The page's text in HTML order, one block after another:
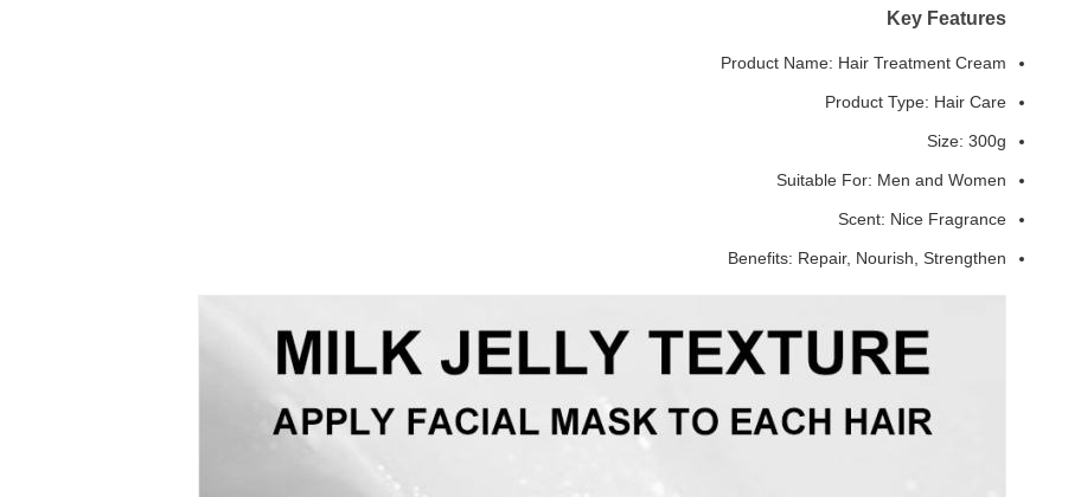
Key Features
Product Name: Hair Treatment Cream
Product Type: Hair Care
Size: 300g
Suitable For: Men and Women
Scent: Nice Fragrance
Benefits: Repair, Nourish, Strengthen